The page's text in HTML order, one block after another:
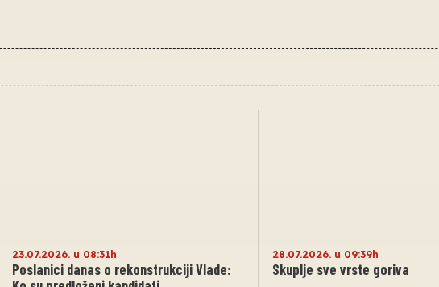
23.07.2026. u 08:31h
Poslanici danas o rekonstrukciji Vlade:
28.07.2026. u 09:39h
Skuplje sve vrste goriva